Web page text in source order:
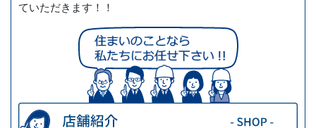
ていただきます！！